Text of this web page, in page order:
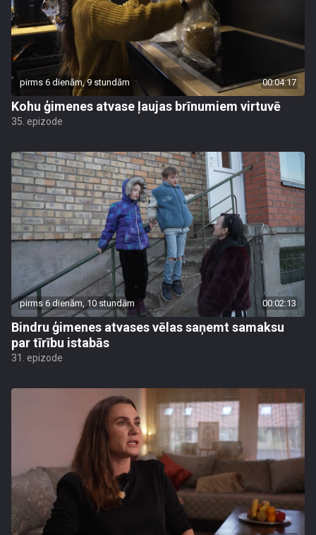
pirms 6 dienām, 9 stundām 00:04:17
Kohu ģimenes atvase ļaujas brīnumiem virtuvē
35. epizode
pirms 6 dienām, 10 stundām 00:02:13
Bindru ģimenes atvases vēlas saņemt samaksu
par tīrību istabās
31. epizode